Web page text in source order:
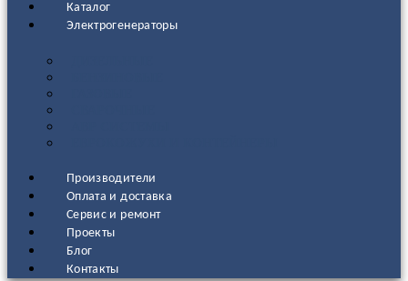
Каталог
Электрогенераторы
Производители
Оплата и доставка
Сервис и ремонт
Проекты
Блог
Контакты